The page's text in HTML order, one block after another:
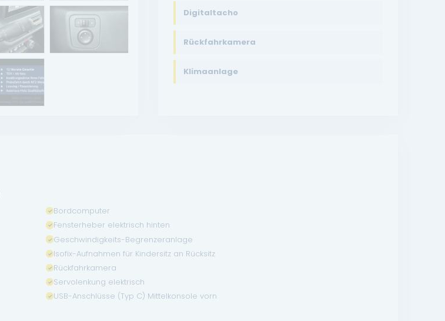
Digitaltacho
Rückfahrkamera
Klimaanlage
Bordcomputer
Fensterheber elektrisch hinten
Geschwindigkeits-Begrenzeranlage
Isofix-Aufnahmen für Kindersitz an Rücksitz
Rückfahrkamera
Servolenkung elektrisch
USB-Anschlüsse (Typ C) Mittelkonsole vorn